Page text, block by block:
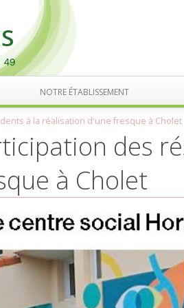
NOTRE ÉTABLISSEMENT
à la réalisation d'une fresque à Cholet
des
à Cholet